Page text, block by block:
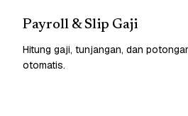
Payroll & Slip Gaji
Hitung gaji, tunjangan, dan
otomatis.